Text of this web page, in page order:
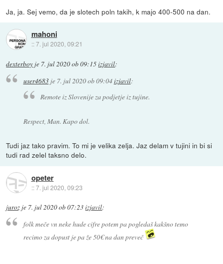
Ja, ja. Sej vemo, da je slotech poln takih, k majo 400-500 na dan.
mahoni
::7. jul 2020, 09:21
dexterboy je 7. jul 2020 ob 09:15izjavil:
user4683je 7. jul 2020 ob 09:04izjavil:
Remote iz Slovenije za podjetje iz tujine.
Respect, Man. Kapo dol.
Tudi jaz tako pravim. To mi je velika zelja. Jaz delam v tujini in bi si
tudi rad zelel taksno delo.
opeter
::7. jul 2020, 09:23
juroz je 7. jul 2020 ob 07:23izjavil:
folk meče vn neke hude cifre potem pa pogledaš kakšno temo
recimo za dopust je pa že 50€ na dan preveč